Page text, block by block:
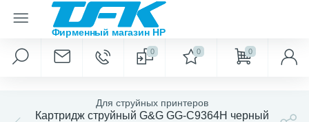
0 0 0
Для струйных принтеров
Картридж струйный G&G GG-C9364H черный